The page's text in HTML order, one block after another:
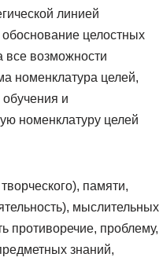
линией
обоснование целостных
все возможности
номенклатура целей,
и
номенклатуру целей
памяти,
мыслительных
противоречие, проблему,
знаний,